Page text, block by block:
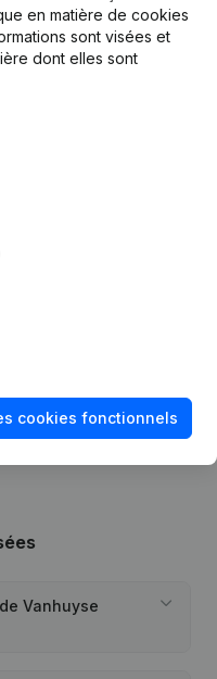
Forme Juridique -
…)
(NL)
Vanhuyse
en matière de cookies
sont visées et
dont elles sont
cookies fonctionnels